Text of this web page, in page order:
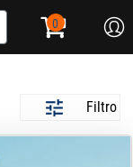
Filtro